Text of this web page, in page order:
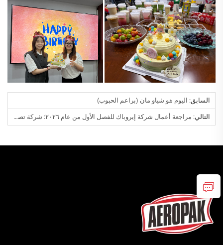
السابق: اليوم هو شياو مان (براعم الحبوب)
التالي: مراجعة أعمال شركة إيروباك للفصل الأول من عام ٢٠٢٦: شركة تصنيع العلب الرشّاشة توسع نطاق سوقها العالمي